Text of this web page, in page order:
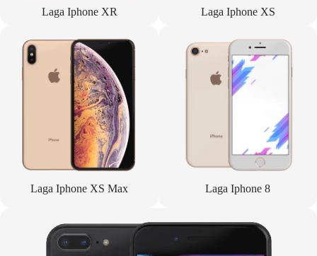
Laga Iphone XR Laga Iphone XS
Laga Iphone XS Max Laga Iphone 8